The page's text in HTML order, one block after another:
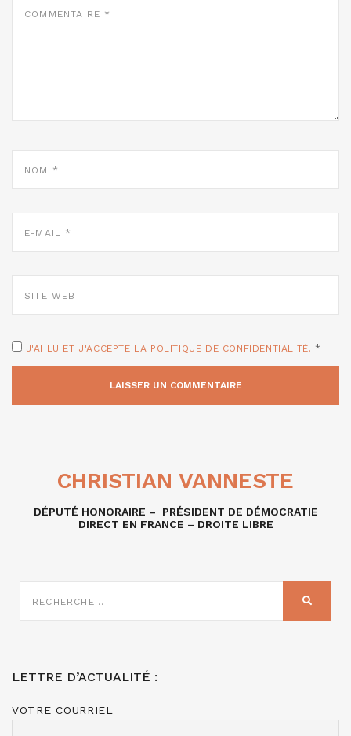
MAIL
WEB
J'AI LU ET J'ACCEPTE LA POLITIQUE DE CONFIDENTIALITÉ. *
CHRISTIAN VANNESTE
DÉPUTÉ HONORAIRE – PRÉSIDENT DE DÉMOCRATIE
DIRECT EN FRANCE – DROITE LIBRE
SUR
LETTRE D’ACTUALITÉ :
VOTRE COURRIEL